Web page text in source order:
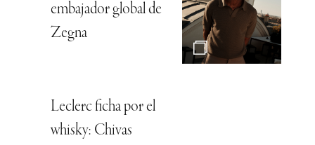
embajador global de
Zegna
Leclerc ficha por el
whisky: Chivas